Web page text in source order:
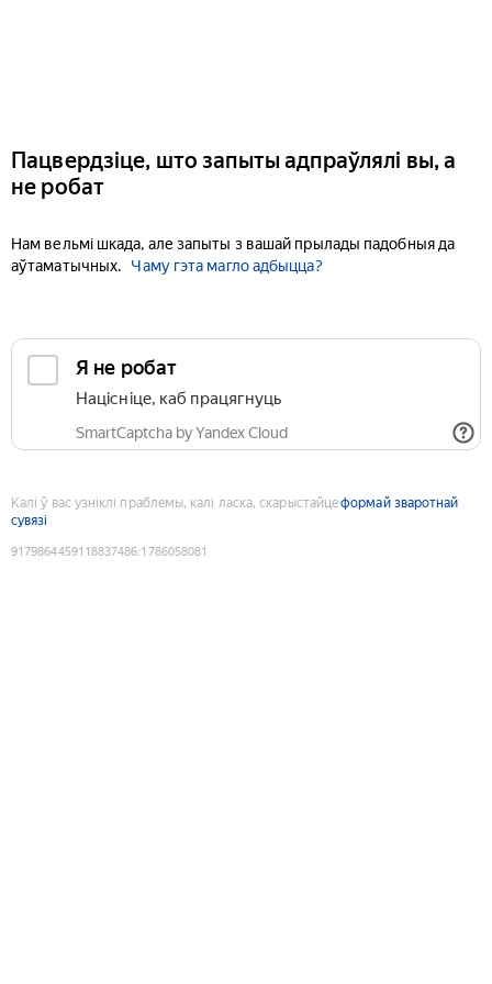
Пацвердзіце, што запыты адпраўлялі вы, а
не робат
Нам вельмі шкада, але запыты з вашай прылады падобныя да
аўтаматычных.
Чаму гэта магло адбыцца?
Я не робат
Націсніце, каб працягнуць
SmartCaptcha by Yandex Cloud
Калі ў вас узніклі праблемы, калі ласка, скарыстайцеформай зваротнай
сувязі
9179864459118837486:1786058081